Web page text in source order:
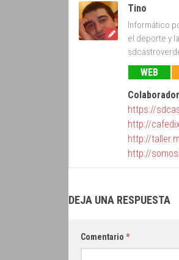
Tino
Informático
el deporte y
WEB
https://
http://
http://
http://
DEJA UNA RESPUESTA
Comentario *